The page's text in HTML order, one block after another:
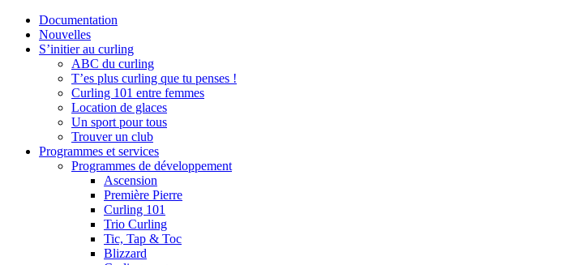
Documentation
Nouvelles
S’initier au curling
ABC du curling
T’es plus curling que tu penses !
Curling 101 entre femmes
Location de glaces
Un sport pour tous
Trouver un club
Programmes et services
Programmes de développement
Ascension
Première Pierre
Curling 101
Trio Curling
Tic, Tap & Toc
Blizzard